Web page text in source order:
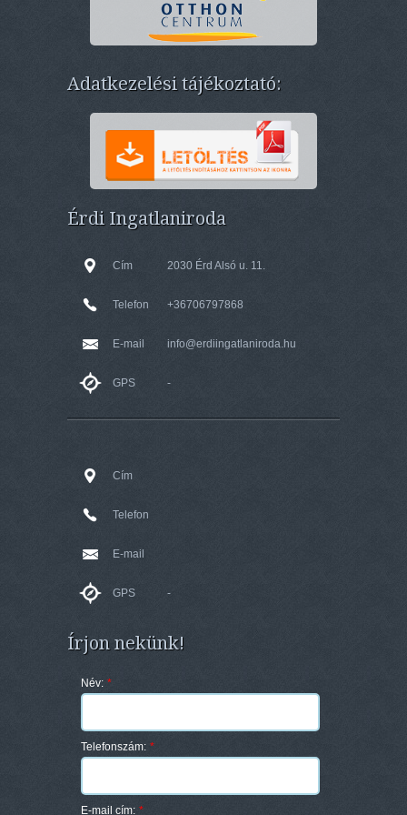
Adatkezelési tájékoztató:
Érdi Ingatlaniroda
Cím 2030 Érd Alsó u. 11.
Telefon +36706797868
E-mail info@erdiingatlaniroda.hu
GPS -
Cím
Telefon
E-mail
GPS -
Írjon nekünk!
Név: *
Telefonszám: *
E-mail cím: *